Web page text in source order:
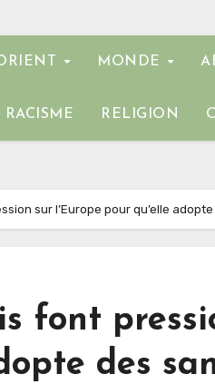
MONDE
RACISME RELIGION
sur l’Europe pour qu’elle
font
des